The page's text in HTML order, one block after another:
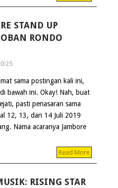
STAND UP
RONDO
sama postingan kali ini,
bawah ini. Okay! Nah, buat
pasti penasaran sama
12, 13, dan 14 Juli 2019
Nama acaranya Jambore
Read More
RISING STAR